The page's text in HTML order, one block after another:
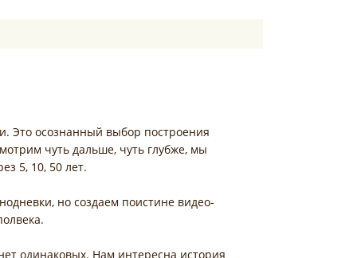
Это осознанный выбор построения
чуть дальше, чуть глубже, мы
5, 10, 50 лет.
но создаем поистине видео-
одинаковых. Нам интересна история